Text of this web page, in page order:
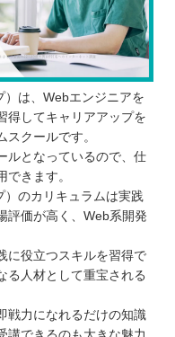
）は、Webエンジニアを
得してキャリアアップを
スクールです。
ルとなっているので、仕
きます。
）のカリキュラムは実践
評価が高く、Web系開発
に役立つスキルを習得で
る人材として重宝される
戦力になれるだけの知識